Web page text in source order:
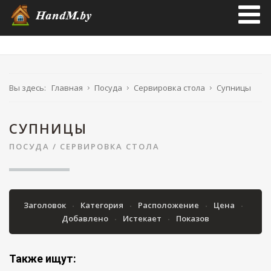
Вы здесь: Главная Посуда Сервировка стола Супницы
СУПНИЦЫ
ПОСУДА / СЕРВИРОВКА СТОЛА
Заголовок Категория Расположение
Цена
Добавлено
Истекает Показов
Также ищут: